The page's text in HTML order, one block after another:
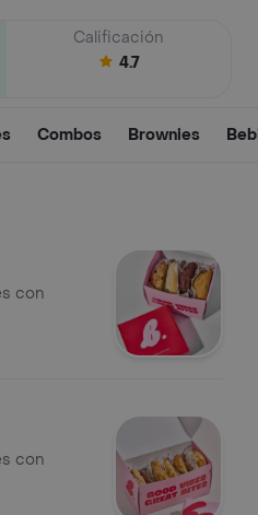
Calificación
4.7
Combos Brownies
con
con